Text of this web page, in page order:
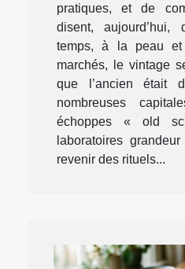
pratiques, et de
disent,
temps, à la peau
marchés, le vintage
que l’ancien était
nombreuses
échoppes « old
laboratoires
revenir des rituels...